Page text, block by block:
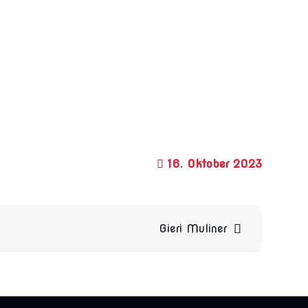
16. Oktober 2023
Gieri Muliner